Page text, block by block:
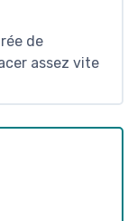
de
assez vite